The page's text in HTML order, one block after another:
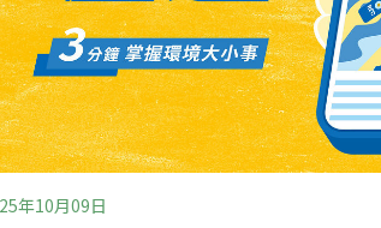
年10月09日